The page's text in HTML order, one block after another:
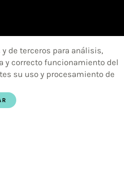
de terceros para análisis,
y correcto funcionamiento del
su uso y procesamiento de